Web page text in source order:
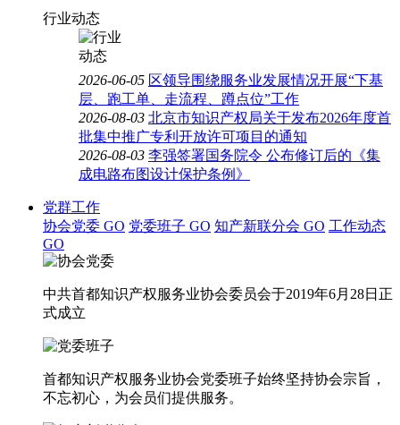
行业动态
2026-06-05 区领导围绕服务业发展情况开展“下基
层、跑工单、走流程、蹲点位”工作
2026-08-03 北京市知识产权局关于发布2026年度首
批集中推广专利开放许可项目的通知
2026-08-03 李强签署国务院令 公布修订后的《集
成电路布图设计保护条例》
党群工作
协会党委 GO 党委班子 GO 知产新联分会 GO 工作动态
GO
中共首都知识产权服务业协会委员会于2019年6月28日正
式成立
首都知识产权服务业协会党委班子始终坚持协会宗旨，
不忘初心，为会员们提供服务。